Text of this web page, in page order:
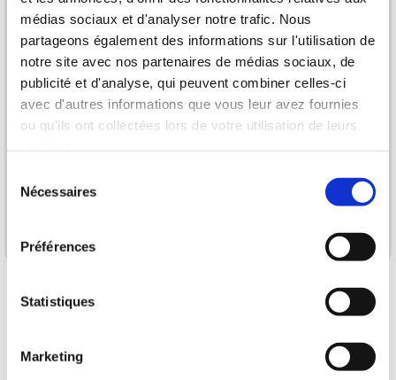
médias sociaux et d'analyser notre trafic. Nous
partageons également des informations sur l'utilisation de
notre site avec nos partenaires de médias sociaux, de
publicité et d'analyse, qui peuvent combiner celles-ci
avec d'autres informations que vous leur avez fournies
ou qu'ils ont collectées lors de votre utilisation de leurs
Nécessaires
Préférences
Statistiques
Marketing
j'accepte les Conditions d'Utilisation et Politique de Confidentialité.